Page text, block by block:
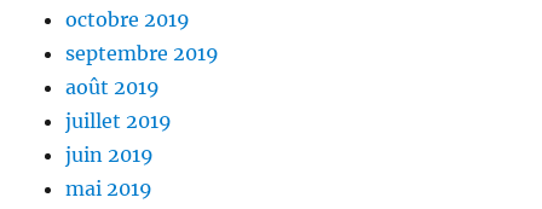
octobre 2019
septembre 2019
août 2019
juillet 2019
juin 2019
mai 2019